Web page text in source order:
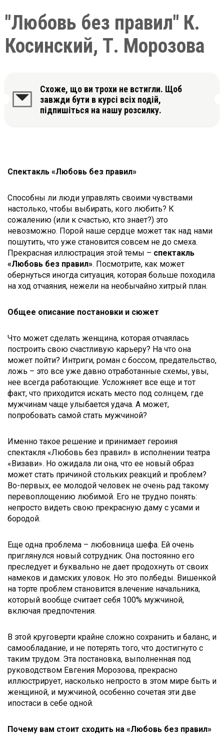
"Любовь без правил" К.
Косинский, Т. Морозова
Схоже, що ви трохи не встигли. Щоб
завжди бути в курсі всіх подій,
підпишіться на нашу розсилку.
Спектакль «Любовь без правил»
Способны ли люди управлять своими чувствами
настолько, чтобы выбирать, кого любить? К
сожалению (или к счастью, кто знает?) это
невозможно. Порой наше сердце может так над нами
пошутить, что уже становится совсем не до смеха.
Прекрасная иллюстрация этой темы – спектакль
«Любовь без правил». Посмотрите, как может
обернуться иногда ситуация, которая больше походила
на ход отчаяния, нежели на необычайно хитрый план.
Общее описание постановки и сюжет
Что может сделать женщина, которая отчаялась
построить свою счастливую карьеру? На что она
может пойти? Интриги, роман с боссом, предательство,
ложь – это все уже давно отработанные схемы, увы,
нее всегда работающие. Усложняет все еще и тот
факт, что приходится искать место под солнцем, где
мужчинам чаще улыбается удача. А может,
попробовать самой стать мужчиной?
Именно такое решение и принимает героиня
спектакля «Любовь без правил» в исполнении театра
«Визави». Но ожидала ли она, что ее новый образ
может стать причиной стольких реакций и проблем?
Во-первых, ее молодой человек не очень рад такому
перевоплощению любимой. Его не трудно понять:
непросто видеть свою прекрасную даму с усами и
бородой.
Еще одна проблема – любовница шефа. Ей очень
приглянулся новый сотрудник. Она постоянно его
преследует и буквально не дает продохнуть от своих
намеков и дамских уловок. Но это полбеды. Вишенкой
на торте проблем становится влечение начальника,
который вообще считает себя 100% мужчиной,
включая предпочтения.
В этой круговерти крайне сложно сохранить и баланс, и
самообладание, и не потерять того, что достигнуто с
таким трудом. Эта постановка, выполненная под
руководством Евгения Морозова, прекрасно
иллюстрирует, насколько непросто в этом мире быть и
женщиной, и мужчиной, особенно сочетая эти две
ипостаси в себе одной.
Почему вам стоит сходить на «Любовь без правил»